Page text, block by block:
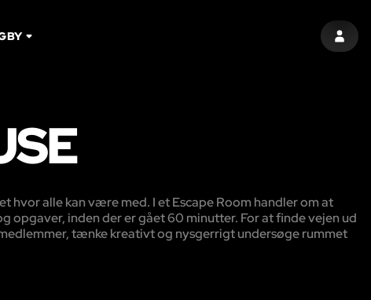
LOG
BY
hvor alle kan være med. I et Escape Room handler om at
inden der er gået 60 minutter. For at finde vejen ud
tænke kreativt og nysgerrigt undersøge rummet